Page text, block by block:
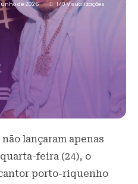
de 2026 140Visualizações
lançaram apenas
feira (24), o
porto-riquenho